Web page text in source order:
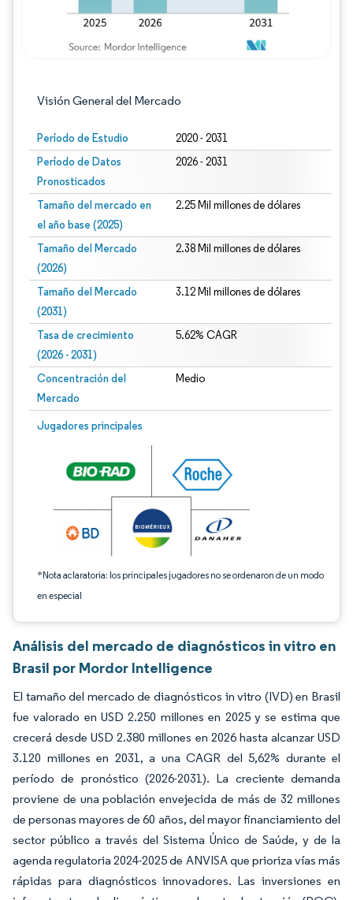
Visión General del Mercado
Período de Estudio 2020 - 2031
Período de Datos
Pronosticados
2026 - 2031
Tamaño del mercado en
el año base (2025)
2.25 Mil millones de dólares
Tamaño del Mercado
(2026)
2.38 Mil millones de dólares
Tamaño del Mercado
(2031)
3.12 Mil millones de dólares
Tasa de crecimiento
(2026 - 2031)
5.62% CAGR
Concentración del
Mercado
Medio
Jugadores principales
*Nota aclaratoria: los principales jugadores no se ordenaron de un modo
en especial
Imagen © Mordor Intelligence. El uso requiere atribución según CC BY 4.0.
Análisis del mercado de diagnósticos in vitro en
Brasil por Mordor Intelligence
El tamaño del mercado de diagnósticos in vitro (IVD) en Brasil
fue valorado en USD 2.250 millones en 2025 y se estima que
crecerá desde USD 2.380 millones en 2026 hasta alcanzar USD
3.120 millones en 2031, a una CAGR del 5,62% durante el
período de pronóstico (2026-2031). La creciente demanda
proviene de una población envejecida de más de 32 millones
de personas mayores de 60 años, del mayor financiamiento del
sector público a través del Sistema Único de Saúde, y de la
agenda regulatoria 2024-2025 de ANVISA que prioriza vías más
rápidas para diagnósticos innovadores. Las inversiones en